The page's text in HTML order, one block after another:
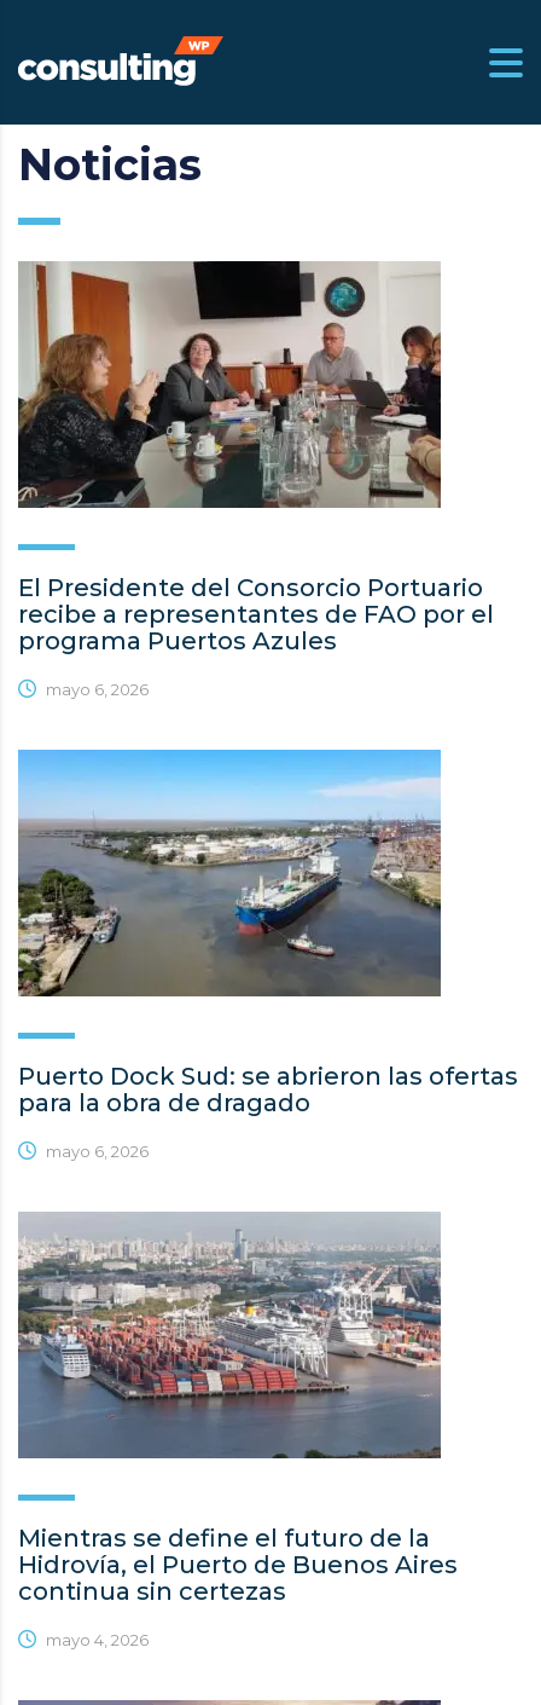
Noticias
El Presidente del Consorcio Portuario
recibe a representantes de FAO por el
programa Puertos Azules
mayo 6, 2026
Puerto Dock Sud: se abrieron las ofertas
para la obra de dragado
mayo 6, 2026
Mientras se define el futuro de la
Hidrovía, el Puerto de Buenos Aires
continua sin certezas
mayo 4, 2026